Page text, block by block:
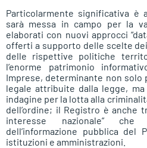
Particolarmente significativa è
sarà messa in campo per la
elaborati con nuovi approcci
offerti a supporto delle scelte
delle rispettive politiche
l’enorme patrimonio
Imprese, determinante non
legale attribuite dalla legge,
indagine per la lotta alla
dell’ordine; il Registro è anche
interesse nazionale” che
dell’informazione pubblica del
istituzioni e amministrazioni.